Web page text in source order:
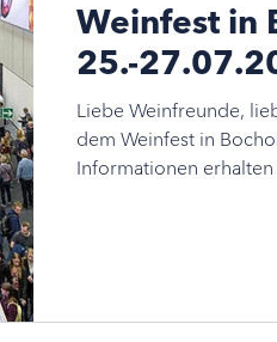
Weinfest in
25.-
Liebe Weinfreunde,
dem Weinfest in Bocholt 25.-27. Juli 2025 Mehr
Informationen erhalten